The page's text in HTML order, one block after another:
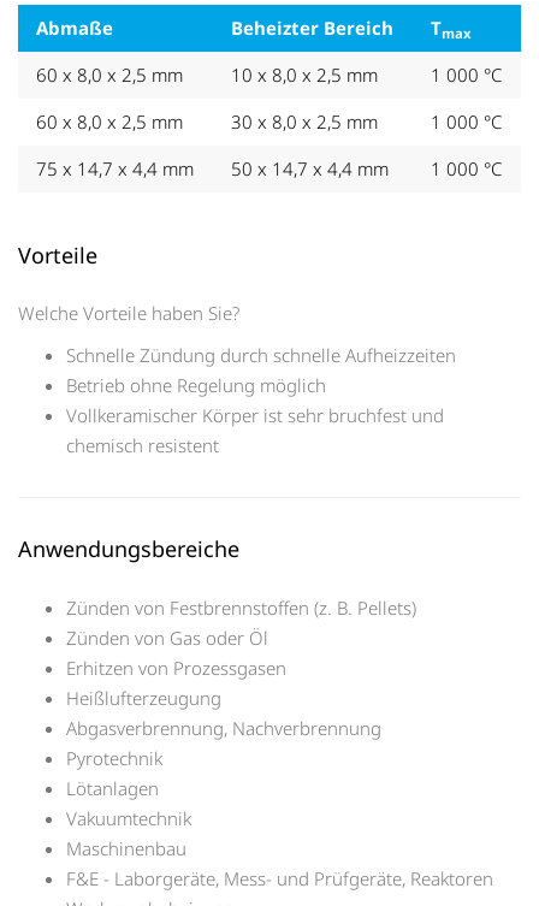
Abmaße Beheizter Bereich Tmax
60 x 8,0 x 2,5 mm 10 x 8,0 x 2,5 mm
1 000 °C
60 x 8,0 x 2,5 mm
30 x 8,0 x 2,5 mm
1 000 °C
75 x 14,7 x 4,4 mm
50 x 14,7 x 4,4 mm 1 000 °C
Vorteile
Welche Vorteile haben Sie?
Schnelle Zündung durch schnelle Aufheizzeiten
Betrieb ohne Regelung möglich
Vollkeramischer Körper ist sehr bruchfest und
chemisch resistent
Anwendungsbereiche
Zünden von Festbrennstoffen (z. B. Pellets)
Zünden von Gas oder Öl
Erhitzen von Prozessgasen
Heißlufterzeugung
Abgasverbrennung, Nachverbrennung
Pyrotechnik
Lötanlagen
Vakuumtechnik
Maschinenbau
F&E - Laborgeräte, Mess- und Prüfgeräte, Reaktoren